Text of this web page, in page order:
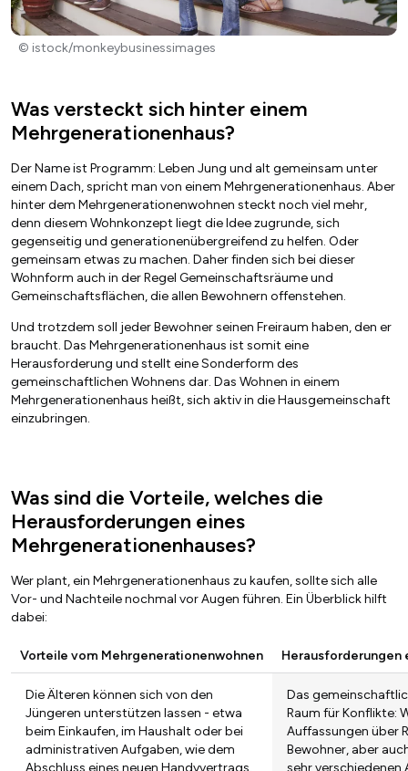
© istock/monkeybusinessimages
Was versteckt sich hinter einem
Mehrgenerationenhaus?
Der Name ist Programm: Leben Jung und alt gemeinsam unter
einem Dach, spricht man von einem Mehrgenerationenhaus. Aber
hinter dem Mehrgenerationenwohnen steckt noch viel mehr,
denn diesem Wohnkonzept liegt die Idee zugrunde, sich
gegenseitig und generationenübergreifend zu helfen. Oder
gemeinsam etwas zu machen. Daher finden sich bei dieser
Wohnform auch in der Regel Gemeinschaftsräume und
Gemeinschaftsflächen, die allen Bewohnern offenstehen.
Und trotzdem soll jeder Bewohner seinen Freiraum haben, den er
braucht. Das Mehrgenerationenhaus ist somit eine
Herausforderung und stellt eine Sonderform des
gemeinschaftlichen Wohnens dar. Das Wohnen in einem
Mehrgenerationenhaus heißt, sich aktiv in die Hausgemeinschaft
einzubringen.
Was sind die Vorteile, welches die
Herausforderungen eines
Mehrgenerationenhauses?
Wer plant, ein Mehrgenerationenhaus zu kaufen, sollte sich alle
Vor- und Nachteile nochmal vor Augen führen. Ein Überblick hilft
dabei:
Vorteile vom Mehrgenerationenwohnen Herausforderungen
Die Älteren können sich von den
Jüngeren unterstützen lassen - etwa
beim Einkaufen, im Haushalt oder bei
administrativen Aufgaben, wie dem
Das
Raum für Konflikte:
Auffassungen über
Bewohner, aber